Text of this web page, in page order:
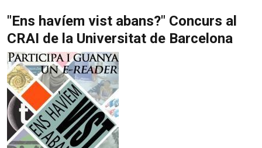
"Ens havíem vist abans?" Concurs al
CRAI de la Universitat de Barcelona